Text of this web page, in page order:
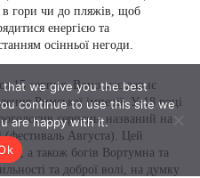
that we give you the best
continue to use this site we
are happy with it.